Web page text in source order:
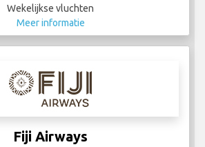
Wekelijkse vluchten
Meer informatie
Fiji Airways